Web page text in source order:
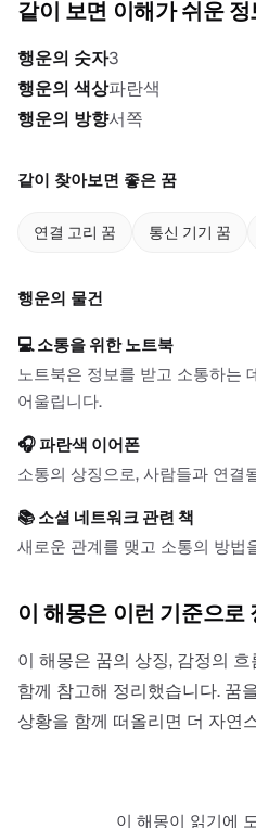
같이 보면 이해가 쉬운 정
행운의 숫자3
행운의 색상파란색
행운의 방향서쪽
같이 찾아보면 좋은 꿈
연결 고리 꿈 통신 기기 꿈
행운의 물건
💻 소통을 위한 노트북
노트북은 정보를 받고 소통하는
어울립니다.
🎧파란색 이어폰
소통의 상징으로, 사람들과 연결
📚 소셜 네트워크 관련 책
새로운 관계를 맺고 소통의 방법
이 해몽은 이런 기준으로
이 해몽은 꿈의 상징, 감정의
함께 참고해 정리했습니다. 꿈
상황을 함께 떠올리면 더 자연
이 해몽이 읽기에